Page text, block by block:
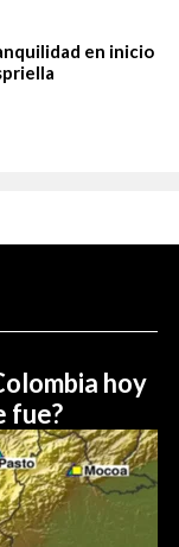
en inicio
hoy
fue?